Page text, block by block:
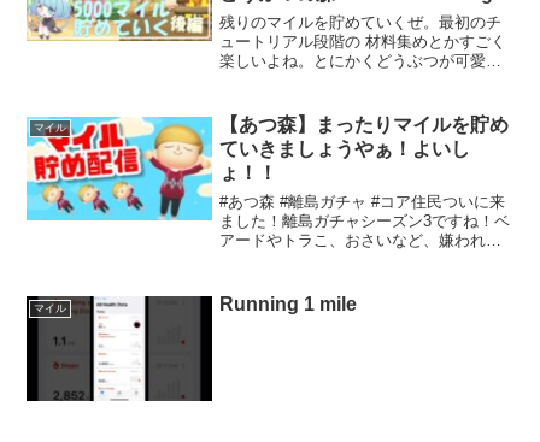
【かんみ/らむねこ島】
残りのマイルを貯めていくぜ。最初のチ
ュートリアル段階の 材料集めとかすごく
楽しいよね。とにかくどうぶつが可愛
愛する女 かんみと申します！この動画が
面白い！と思った方は 高評価...
マイル
【あつ森】まったりマイルを貯め
ていきましょうやぁ！よいし
ょ！！
#あつ森 #離島ガチャ #コア住民ついに来
ました！離島ガチャシーズン3ですね！ベ
アードやトラこ、おさいなど、嫌われが
でぇ……【🌟DONATE】ここから投げ銭
で支援できま...
マイル Running 1 mile